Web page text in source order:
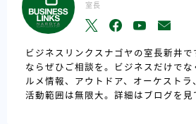
室長
ビジネスリンクスナゴヤの室長新井で
ならぜひご相談を。ビジネスだけでな
ルメ情報、アウトドア、オーケストラ
活動範囲は無限大。詳細はブログを見